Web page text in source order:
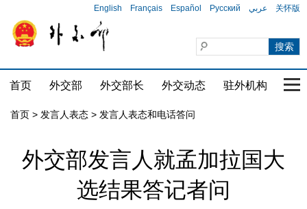
English Français Español Русский عربي 关怀版
首页 外交部 外交部长 外交动态 驻外机构 国
首页 > 发言人表态 > 发言人表态和电话答问
外交部发言人就孟加拉国大
选结果答记者问